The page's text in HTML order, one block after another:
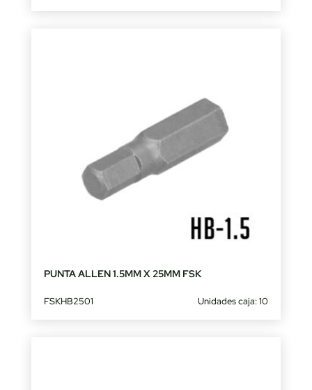
PUNTA ALLEN 1.5MM X 25MM FSK
FSKHB2501 Unidades caja: 10